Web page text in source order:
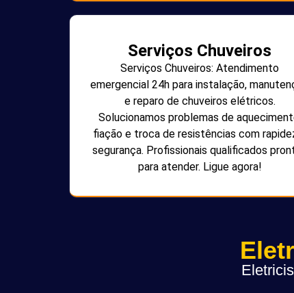
Serviços Chuveiros
Serviços Chuveiros: Atendimento
emergencial 24h para instalação,
e reparo de chuveiros elétricos.
Solucionamos problemas de
fiação e troca de resistências com
segurança. Profissionais qualificados
para atender. Ligue agora!